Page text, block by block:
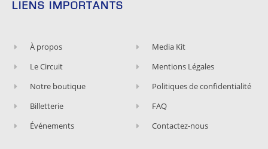
LIENS IMPORTANTS
À propos
Le Circuit
Notre boutique
Billetterie
Événements
Media Kit
Mentions Légales
Politiques de confidentialité
FAQ
Contactez-nous